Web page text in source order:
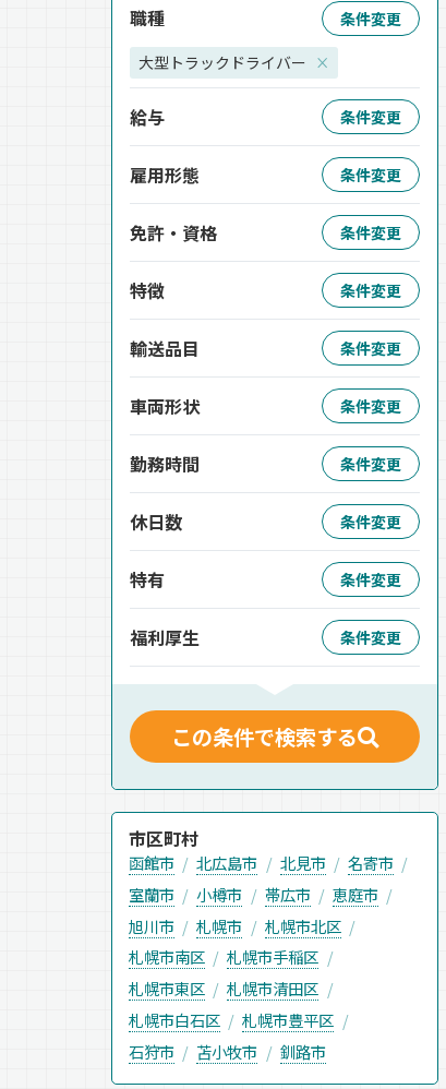
職種 条件変更
大型トラックドライバー ×
給与 条件変更
雇用形態 条件変更
免許・資格 条件変更
特徴 条件変更
輸送品目 条件変更
車両形状 条件変更
勤務時間 条件変更
休日数 条件変更
特有 条件変更
福利厚生 条件変更
この条件で検索する
市区町村
函館市 北広島市 北見市
名寄市
室蘭市
小樽市 帯広市
恵庭市
旭川市
札幌市
札幌市北区
札幌市南区
札幌市手稲区
札幌市東区
札幌市清田区
札幌市白石区
札幌市豊平区
石狩市
苫小牧市 釧路市